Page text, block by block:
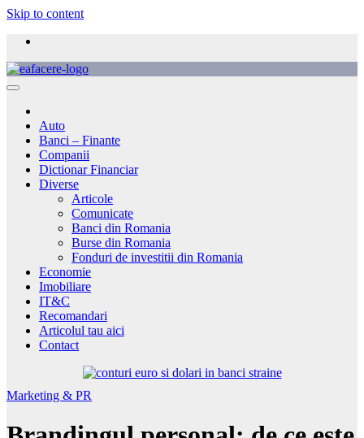
Skip to content
Auto
Banci – Finante
Companii
Dictionar Financiar
Diverse
Articole
Comunicate
Banci din Romania
Burse din Romania
Fonduri de investitii din Romania
Economie
Imobiliare
IT&C
Recomandari
Articolul tau aici
Contact
Marketing & PR